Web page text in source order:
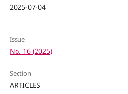
2025-07-04
Issue
No. 16 (2025)
Section
ARTICLES